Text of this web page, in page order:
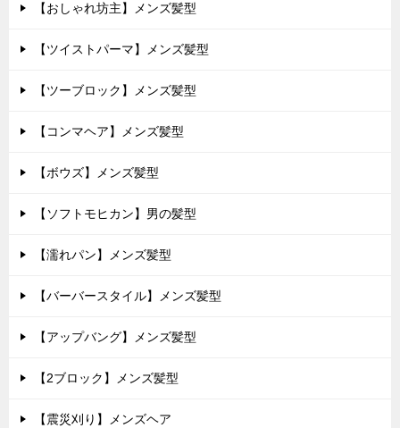
【おしゃれ坊主】メンズ髪型
【ツイストパーマ】メンズ髪型
【ツーブロック】メンズ髪型
【コンマヘア】メンズ髪型
【ボウズ】メンズ髪型
【ソフトモヒカン】男の髪型
【濡れパン】メンズ髪型
【バーバースタイル】メンズ髪型
【アップバング】メンズ髪型
【2ブロック】メンズ髪型
【震災刈り】メンズヘア